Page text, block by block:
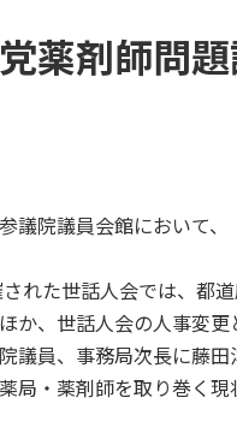
薬剤師問
議院議員会館において
れた世話人会では、都
か、世話人会の人事変
議員、事務局次長に藤
局・薬剤師を取り巻く